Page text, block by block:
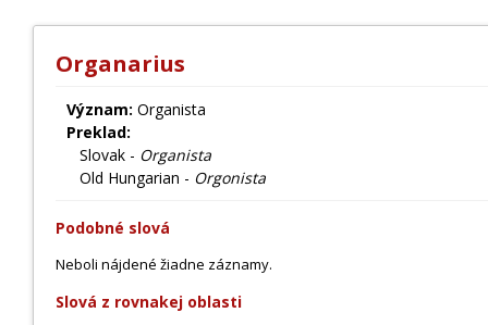
Organarius
Význam: Organista
Preklad:
Slovak - Organista
Old Hungarian - Orgonista
Podobné slová
Neboli nájdené žiadne záznamy.
Slová z rovnakej oblasti